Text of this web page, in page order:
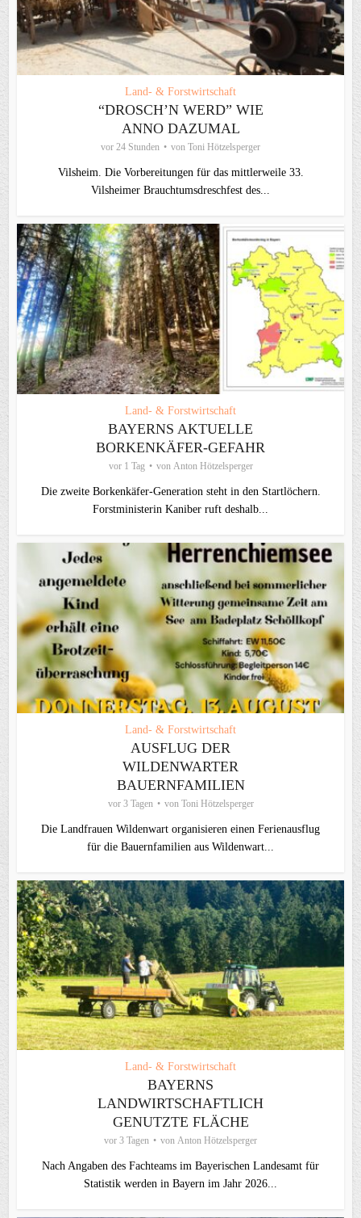
Land- & Forstwirtschaft
“DROSCH’N WERD” WIE
ANNO DAZUMAL
vor 24 Stunden von Toni Hötzelsperger
Vilsheim. Die Vorbereitungen für das mittlerweile 33.
Vilsheimer Brauchtumsdreschfest des...
Land- & Forstwirtschaft
BAYERNS AKTUELLE
BORKENKÄFER-GEFAHR
vor 1 Tag von Anton Hötzelsperger
Die zweite Borkenkäfer-Generation steht in den Startlöchern.
Forstministerin Kaniber ruft deshalb...
Land- & Forstwirtschaft
AUSFLUG DER
WILDENWARTER
BAUERNFAMILIEN
vor 3 Tagen von Toni Hötzelsperger
Die Landfrauen Wildenwart organisieren einen Ferienausflug
für die Bauernfamilien aus Wildenwart...
Land- & Forstwirtschaft
BAYERNS
LANDWIRTSCHAFTLICH
GENUTZTE FLÄCHE
vor 3 Tagen von Anton Hötzelsperger
Nach Angaben des Fachteams im Bayerischen Landesamt für
Statistik werden in Bayern im Jahr 2026...